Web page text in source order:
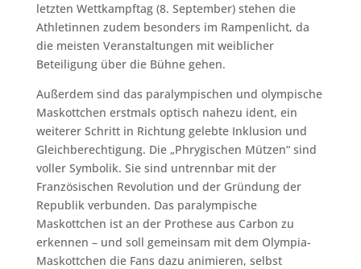
letzten Wettkampftag (8. September) stehen die
Athletinnen zudem besonders im Rampenlicht, da
die meisten Veranstaltungen mit weiblicher
Beteiligung über die Bühne gehen.
Außerdem sind das paralympischen und olympische
Maskottchen erstmals optisch nahezu ident, ein
weiterer Schritt in Richtung gelebte Inklusion und
Gleichberechtigung. Die „Phrygischen Mützen“ sind
voller Symbolik. Sie sind untrennbar mit der
Französischen Revolution und der Gründung der
Republik verbunden. Das paralympische
Maskottchen ist an der Prothese aus Carbon zu
erkennen – und soll gemeinsam mit dem Olympia-
Maskottchen die Fans dazu animieren, selbst